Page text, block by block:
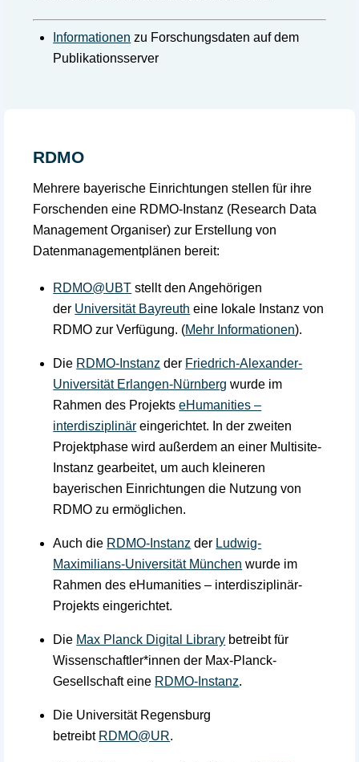
Informationen zu Forschungsdaten auf dem
Publikationsserver
RDMO
Mehrere bayerische Einrichtungen stellen für ihre
Forschenden eine RDMO-Instanz (Research Data
Management Organiser) zur Erstellung von
Datenmanagementplänen bereit:
RDMO@UBT stellt den Angehörigen
der Universität Bayreuth eine lokale Instanz von
RDMO zur Verfügung. (Mehr Informationen).
Die RDMO-Instanz der Friedrich-Alexander-
Universität Erlangen-Nürnberg wurde im
Rahmen des ProjektseHumanities –
interdisziplinär eingerichtet. In der zweiten
Projektphase wird außerdem an einer Multisite-
Instanz gearbeitet, um auch kleineren
bayerischen Einrichtungen die Nutzung von
RDMO zu ermöglichen.
Auch die RDMO-Instanz der Ludwig-
Maximilians-Universität München wurde im
Rahmen des eHumanities – interdisziplinär-
Projekts eingerichtet.
Die Max Planck Digital Library betreibt für
Wissenschaftler*innen der Max-Planck-
Gesellschaft eine RDMO-Instanz.
Die Universität Regensburg
betreibt RDMO@UR.